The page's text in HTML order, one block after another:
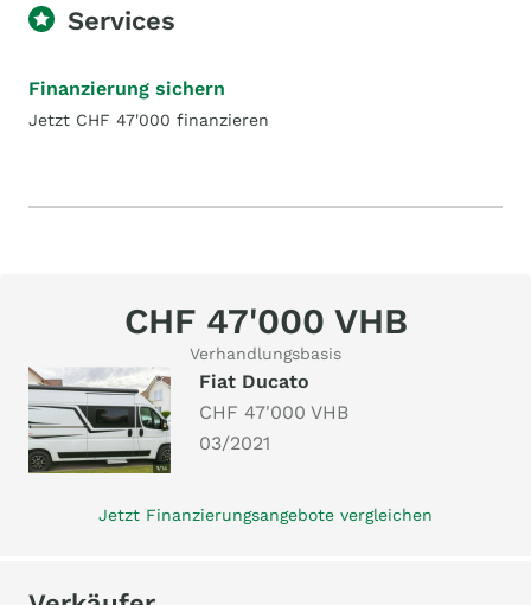
Services
Finanzierung sichern
Jetzt CHF 47'000 finanzieren
CHF 47'000 VHB
Verhandlungsbasis
Fiat Ducato
CHF 47'000 VHB
03/2021
Jetzt Finanzierungsangebote vergleichen